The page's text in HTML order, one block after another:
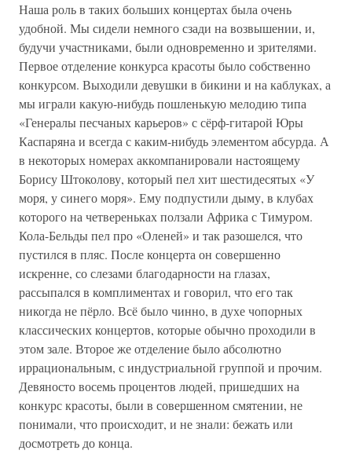
Наша роль в таких больших концертах была очень
удобной. Мы сидели немного сзади на возвышении, и,
будучи участниками, были одновременно и зрителями.
Первое отделение конкурса красоты было собственно
конкурсом. Выходили девушки в бикини и на каблуках, а
мы играли какую-нибудь пошленькую мелодию типа
«Генералы песчаных карьеров» с сёрф-гитарой Юры
Каспаряна и всегда с каким-нибудь элементом абсурда. А
в некоторых номерах аккомпанировали настоящему
Борису Штоколову, который пел хит шестидесятых «У
моря, у синего моря». Ему подпустили дыму, в клубах
которого на четвереньках ползали Африка с Тимуром.
Кола-Бельды пел про «Оленей» и так разошелся, что
пустился в пляс. После концерта он совершенно
искренне, со слезами благодарности на глазах,
рассыпался в комплиментах и говорил, что его так
никогда не пёрло. Всё было чинно, в духе чопорных
классических концертов, которые обычно проходили в
этом зале. Второе же отделение было абсолютно
иррациональным, с индустриальной группой и прочим.
Девяносто восемь процентов людей, пришедших на
конкурс красоты, были в совершенном смятении, не
понимали, что происходит, и не знали: бежать или
досмотреть до конца.